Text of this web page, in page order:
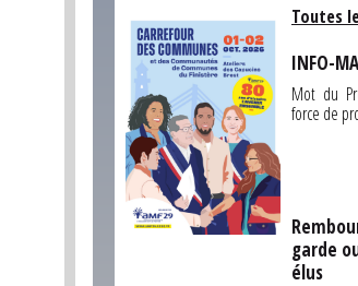
Toutes
INFO-
Mot du
force de
garde
élus